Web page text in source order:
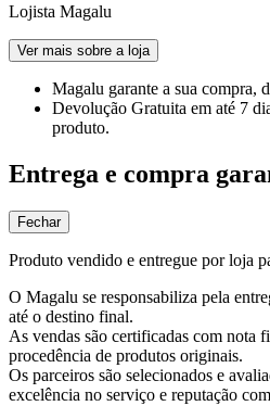
Lojista Magalu
Ver mais sobre a loja
Magalu garante a sua compra,
Devolução Gratuita em até 7
produto.
Entrega e compra
Fechar
Produto vendido e entregue por loja
O Magalu se responsabiliza pela
até o destino final.
As vendas são certificadas com nota
procedência de produtos originais.
Os parceiros são selecionados e
excelência no serviço e reputação